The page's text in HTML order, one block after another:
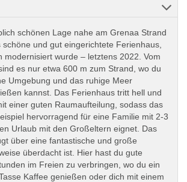
schönen Lage nahe am Grenaa Strand
und gut eingerichtete Ferienhaus,
modernisiert wurde – letztens 2022. Vom
es nur etwa 600 m zum Strand, wo du
Umgebung und das ruhige Meer
kannst. Das Ferienhaus tritt hell und
einer guten Raumaufteilung, sodass das
hervorragend für eine Familie mit 2-3
Urlaub mit den Großeltern eignet. Das
über eine fantastische und große
überdacht ist. Hier hast du gute
im Freien zu verbringen, wo du ein
Kaffee genießen oder dich mit einem